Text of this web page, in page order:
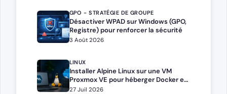
GPO - STRATÉGIE DE GROUPE
Désactiver WPAD sur Windows (GPO,
Registre) pour renforcer la sécurité
3 Août 2026
LINUX
Installer Alpine Linux sur une VM
Proxmox VE pour héberger Docker et
Docker Compose
27 Juil 2026